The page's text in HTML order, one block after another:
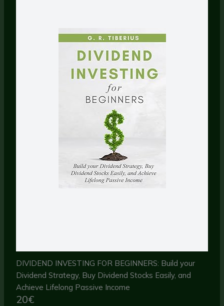
DIVIDEND INVESTING FOR BEGINNERS: Build your
Dividend Strategy, Buy Dividend Stocks Easily, and
Achieve Lifelong Passive Income
20€